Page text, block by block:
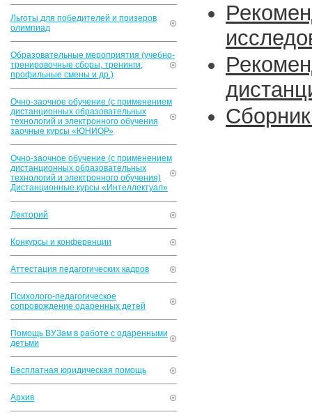
Льготы для победителей и призеров
олимпиад
Образовательные мероприятия (учебно-
тренировочные сборы, тренинги,
профильные смены и др.)
Очно-заочное обучение (с применением
дистанционных образовательных
технологий и электронного обучения
заочные курсы «ЮНИОР»
Очно-заочное обучение (с применением
дистанционных образовательных
технологий и электронного обучения)
Дистанционные курсы «Интеллектуал»
Лекторий
Конкурсы и конференции
Аттестация педагогических кадров
Психолого-педагогическое
сопровождение одаренных детей
Помощь ВУЗам в работе с одаренными
детьми
Бесплатная юридическая помощь
Архив